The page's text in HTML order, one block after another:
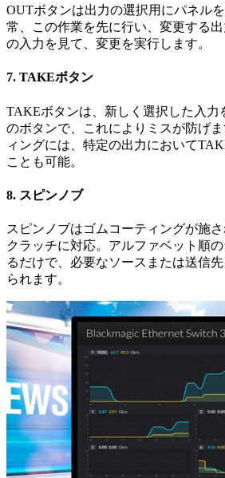
OUTボタンは出力の選択用にパネル
常、この作業を先に行い、変更する
の入力を見て、 変更を実行します。
7. TAKEボタン
TAKEボタンは、新しく選択した入力
のボタンで、これによりミスが防げ
ィングには、特定の出力において
ことも可能。
8. スピンノブ
スピンノブはゴムコーティングが施
クラッチに対応。アルファベット順
るだけで、 必要なソースまたは送信
られます。